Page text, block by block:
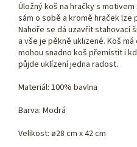
Úložný koš na hračky s
sám o sobě a kromě hraček lze
Nahoře se dá uzavřít stahovací
a vše je pěkně uklizené. Koš
mohou snadno koš přemístit i
půjde uklízení jedna radost.
Materiál: 100% bavlna
Barva: Modrá
Velikost: ø28 cm x 42 cm